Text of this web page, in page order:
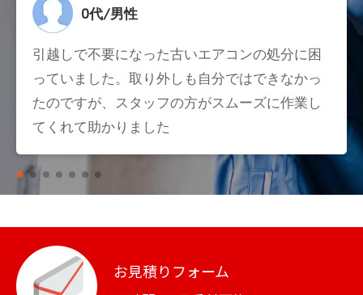
0代/男性
引越しで不要になった古いエアコンの処分に困
っていました。取り外しも自分ではできなかっ
たのですが、スタッフの方がスムーズに作業し
てくれて助かりました
お見積りフォーム